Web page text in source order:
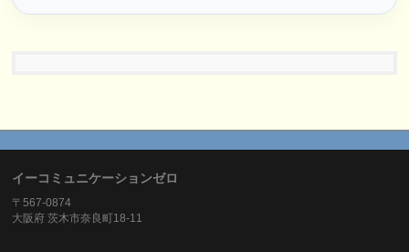
イーコミュニケーションゼロ
〒567-0874
大阪府 茨木市奈良町18-11